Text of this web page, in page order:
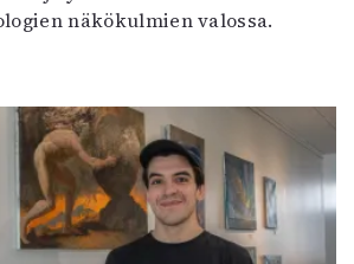
näkökulmien valossa.